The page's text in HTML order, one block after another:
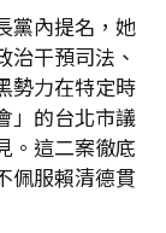
黨內提名，她
干預司法、
勢力在特定時
」的台北市議
。這二案徹底
佩服賴清德貫